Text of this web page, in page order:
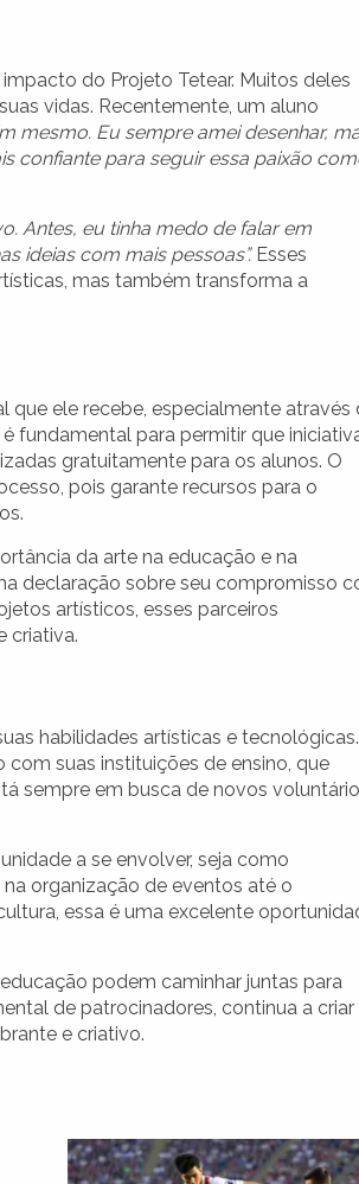
do Projeto Tetear. Muitos deles
vidas. Recentemente, um aluno
mesmo. Eu sempre amei desenhar,
confiante para seguir essa paixão
Antes, eu tinha medo de falar em
ideias com mais pessoas”.Esses
mas também transforma a
que ele recebe, especialmente através
é fundamental para permitir que
gratuitamente para os alunos. O
pois garante recursos para o
da arte na educação e na
declaração sobre seu compromisso
artísticos, esses parceiros
criativa.
habilidades artísticas e tecnológicas.
suas instituições de ensino, que
sempre em busca de novos
a se envolver, seja como
organização de eventos até o
essa é uma excelente
podem caminhar juntas para
de patrocinadores, continua a criar
e criativo.